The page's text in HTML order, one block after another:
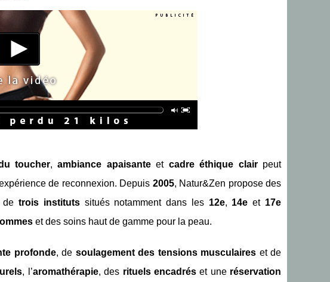
toucher,ambiance apaisanteet cadre éthique clairpeut
de reconnexion. Depuis 2005, Natur&Zen propose des
detrois institutssitués notamment dans les 12e, 14e et 17e
et des soins haut de gamme pour la peau.
profonde, de soulagement des tensions musculaires et de
, l’aromathérapie, des rituels encadréset une réservation